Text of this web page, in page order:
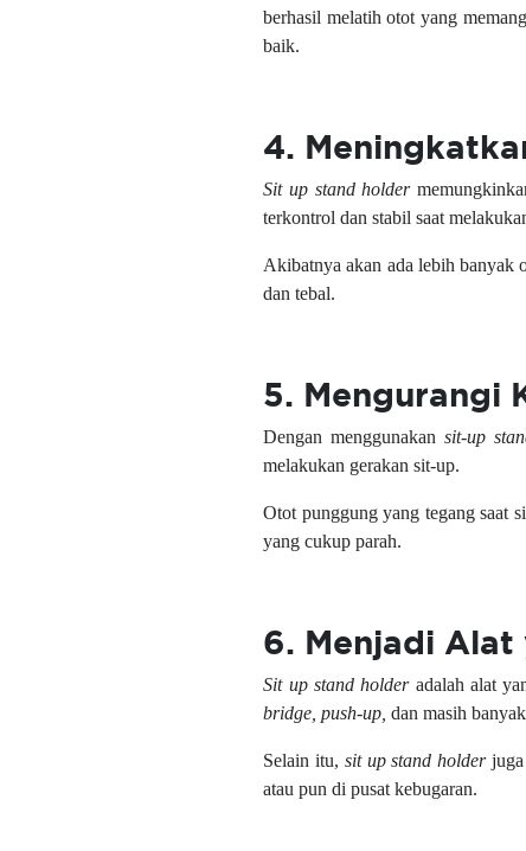
berhasil melatih otot yang
baik.
4.
Sit up stand holder
terkontrol dan stabil saat
Akibatnya akan ada lebih banyak
dan tebal.
5. Mengurangi
Dengan menggunakansit-up
melakukan gerakan sit-up.
Otot punggung yang tegang saat
yang cukup parah.
6. Menjadi Alat
Sit up stand holderadalah alat
bridge, push-up, dan masih
Selain itu, sit up stand holderjuga
atau pun di pusat kebugaran.